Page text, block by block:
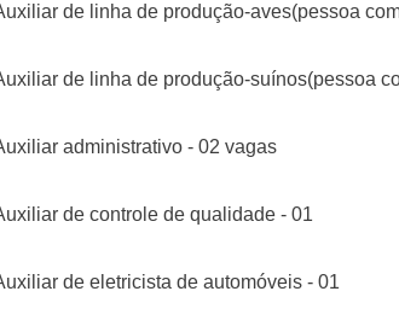
de linha de produção-aves(pessoa
de linha de produção-suínos(pessoa
administrativo - 02 vagas
de controle de qualidade - 01
de eletricista de automóveis - 01